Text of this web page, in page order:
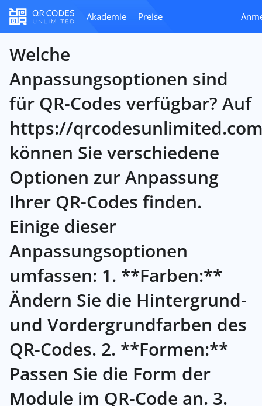
Akademie Preise
Welche
Anpassungsoptionen sind
für QR-Codes verfügbar? Auf
https://
können Sie verschiedene
Optionen zur Anpassung
Ihrer QR-Codes finden.
Einige dieser
Anpassungsoptionen
umfassen: 1. **Farben:**
Ändern Sie die Hintergrund-
und Vordergrundfarben des
QR-Codes. 2. **Formen:**
Passen Sie die Form der
Module im QR-Code an. 3.